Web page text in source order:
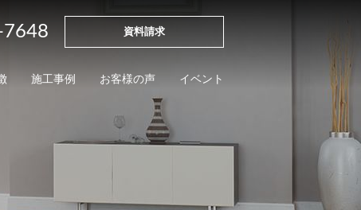
資料請求
施工事例 お客様の声 イベント